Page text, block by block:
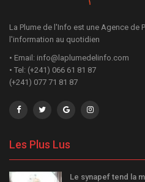
La Plume de l'Info est une Agence de
l'information au quotidien
• Email: info@laplumedelinfo.com
• Tel: (+241) 066 61 81 87
(+241) 077 71 81 87
Les Plus Lus
Le synapef tend la